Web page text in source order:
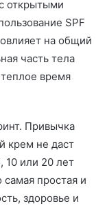
открытыми
SPF
на общий
часть тела
время
Привычка
крем не даст
10 или 20 лет
простая и
здоровье и